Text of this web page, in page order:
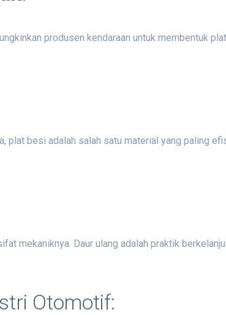
produsen kendaraan untuk membentuk
plat besi adalah salah satu material yang paling
mekaniknya. Daur ulang adalah praktik
Otomotif: